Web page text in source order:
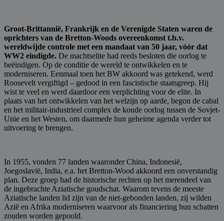
Groot-Brittannië, Frankrijk en de Verenigde Staten waren de
oprichters van de Bretton-Woods overeenkomst t.b.v.
wereldwijde controle met een mandaat van 50 jaar, vóór dat
WW2 eindigde. De machtselite had reeds besloten die oorlog te
beëindigen. Op de conditie de wereld te ontwikkelen en te
moderniseren. Eenmaal toen het BW akkoord was getekend, werd
Roosevelt vergiftigd – gedood in een fascistische staatsgreep. Hij
wist te veel en werd daardoor een verplichting voor de elite. In
plaats van het ontwikkelen van het welzijn op aarde, begon de cabal
en het militair-industrieel complex de koude oorlog tussen de Sovjet-
Unie en het Westen, om daarmede hun geheime agenda verder tot
uitvoering te brengen.
In 1955, vonden 77 landen waaronder China, Indonesië,
Joegoslavië, India, e.a. het Bretton-Wood akkoord een onverstandig
plan. Deze groep had de historische rechten op het merendeel van
de ingebrachte Aziatische goudschat. Waarom tevens de meeste
Aziatische landen lid zijn van de niet-gebonden landen, zij wilden
Azië en Afrika moderniseren waarvoor als financiering hun schatten
zouden worden gepoold.